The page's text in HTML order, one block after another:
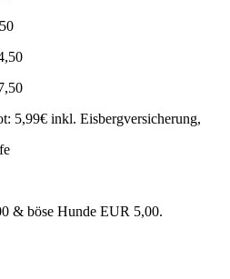
5,99€ inkl. Eisbergversicherung,
& böse Hunde EUR 5,00.